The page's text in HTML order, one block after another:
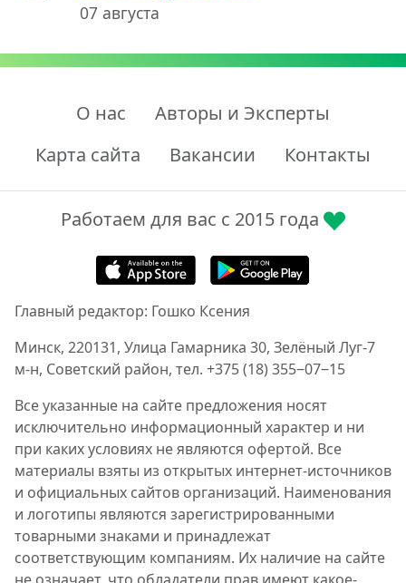
07 августа
О нас
Авторы и Эксперты
Карта сайта
Вакансии Контакты
Работаем для вас с 2015 года
Главный редактор: Гошко Ксения
Минск, 220131, Улица Гамарника 30, Зелёный Луг-7
м-н, Советский район, тел. +375 (18) 355‒07‒15
Все указанные на сайте предложения носят
исключительно информационный характер и ни
при каких условиях не являются офертой. Все
материалы взяты из открытых интернет-источников
и официальных сайтов организаций. Наименования
и логотипы являются зарегистрированными
товарными знаками и принадлежат
соответствующим компаниям. Их наличие на сайте